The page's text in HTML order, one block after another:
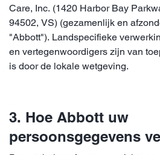
Care, Inc. (1420 Harbor Bay
94502, VS) (gezamenlijk en
"Abbott"). Landspecifieke
en vertegenwoordigers zijn van
is door de lokale wetgeving.
3. Hoe Abbott uw
persoonsgegevens